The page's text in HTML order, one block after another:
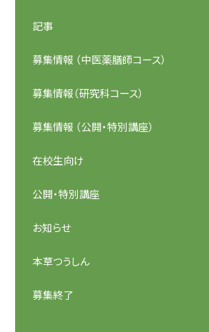
記事
募集情報 （中医薬膳師コース）
募集情報（研究科コース）
募集情報 （公開・特別講座）
在校生向け
公開・特別講座
お知らせ
本草つうしん
募集終了